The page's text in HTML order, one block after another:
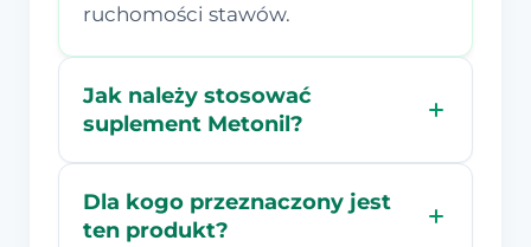
ruchomości stawów.
Jak należy stosować
suplement Metonil?
Dla kogo przeznaczony jest
ten produkt?